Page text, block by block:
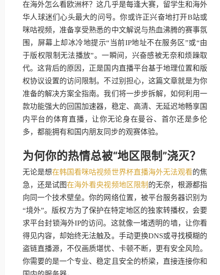
在海外怎么看欧洲杯？这几乎是每逢大赛，留学生和海外
华人球迷们心头最大的问号。你或许正兴奋地打开B站或
咪咕视频，准备享受熟悉的中文解说与热血沸腾的赛事氛
围，屏幕上却冰冷地提示“当前IP地址不在服务区”或“由
于版权限制无法播放”。一瞬间，兴奋感被无奈和烦躁取
代。这背后的原因，正是国内直播平台基于地理位置和版
权协议设置的访问限制。不过别担心，这篇文章就是为你
准备的解决方案全指南。我们将一步步拆解，如何利用一
款功能强大的回国加速器，稳定、高清、无延迟地畅享国
内平台的体育直播，让你无论身在曼谷、首尔还是多伦
多，都能拥有和国内朋友同步的观赛体验。
为何你的热情总被“地区限制”浇灭？
无论是想在韩国看咪咕视频世界杯直播海外无法观看的焦
急，还是试图在海外看央视频地区限制 的无奈，根源都指
向同一个技术壁垒。你的网络位置，被平台服务器识别为
“境外”。版权方为了保护在特定地区的独家转播权，会要
求平台封锁海外IP的访问。这就像一堵透明的墙，让你看
得见内容，却始终无法触及。手动更换DNS或寻找模糊的
盗链直播源，不仅画质堪忧、卡顿不断，更有安全风险。
你需要的是一个专业、稳定且安全的桥梁，直接连接你和